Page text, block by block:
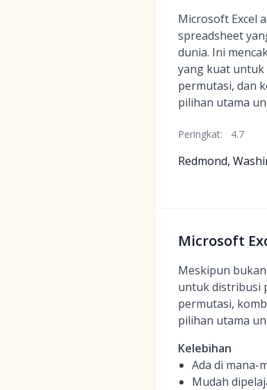
Microsoft Excel
spreadsheet
dunia. Ini
yang kuat
permutasi, dan
pilihan utama
Peringkat: 4.7
Redmond,
Microsoft
Meskipun
untuk distribusi
permutasi,
pilihan utama
Kelebihan
Ada di mana-
Mudah